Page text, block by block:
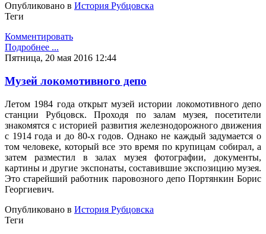
Опубликовано в История Рубцовска
Теги
Комментировать
Подробнее ...
Пятница, 20 мая 2016 12:44
Музей локомотивного депо
Летом 1984 года открыт музей истории локомотивного депо
станции Рубцовск. Проходя по залам музея, посетители
знакомятся с историей развития железнодорожного движения
с 1914 года и до 80-х годов. Однако не каждый задумается о
том человеке, который все это время по крупицам собирал, а
затем разместил в залах музея фотографии, документы,
картины и другие экспонаты, составившие экспозицию музея.
Это старейший работник паровозного депо Портянкин Борис
Георгиевич.
Опубликовано в История Рубцовска
Теги